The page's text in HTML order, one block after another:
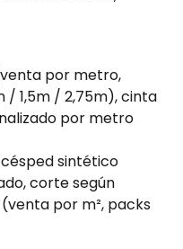
por metro,
/ 1,5m / 2,75m), cinta
por metro
césped sintético
corte según
por m², packs